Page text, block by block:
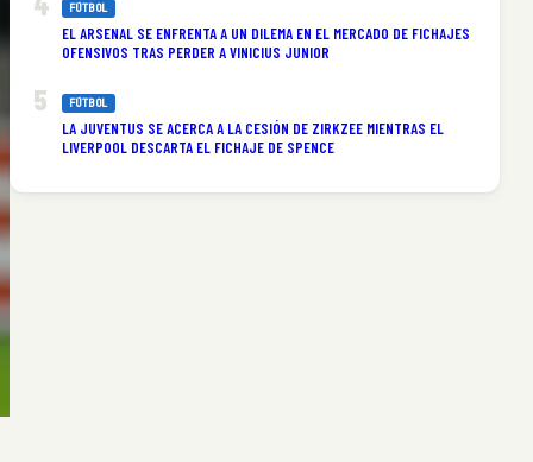
FÚTBOL
EL ARSENAL SE ENFRENTA A UN DILEMA EN EL MERCADO DE FICHAJES
OFENSIVOS TRAS PERDER A VINICIUS JUNIOR
FÚTBOL
LA JUVENTUS SE ACERCA A LA CESIÓN DE ZIRKZEE MIENTRAS EL
LIVERPOOL DESCARTA EL FICHAJE DE SPENCE